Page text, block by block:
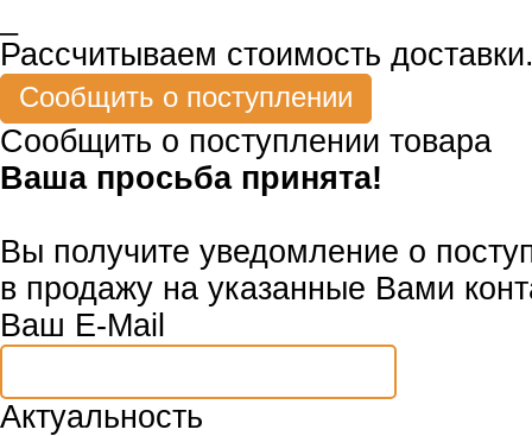
Рассчитываем стоимость
Сообщить о поступлении товара
Ваша просьба принята!
Вы получите уведомление о
в продажу на указанные Вами
Ваш E-Mail
Актуальность